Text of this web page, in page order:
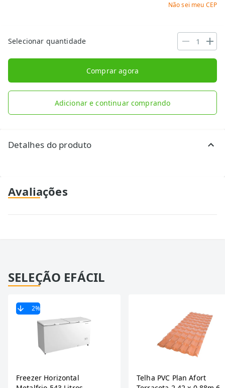
Não sei meu CEP
Selecionar quantidade
Comprar agora
Adicionar e continuar comprando
Detalhes do produto
Avaliações
SELEÇÃO EFÁCIL
2%
Freezer Horizontal
Telha PVC Plan Afort